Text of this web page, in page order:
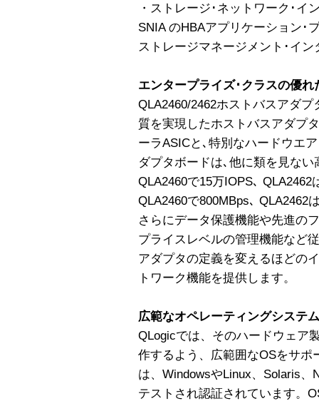
・ストレージ･ネットワーク･イ
SNIA のHBAアプリケーション･
ストレージマネージメント･イ
エンタープライズ･クラスの優れ
QLA2460/2462ホストバスアダ
質を実現したホストバスアダプ
ーラASICと､特別なハードウエ
ダプタボードは､他に類を見な
QLA2460で15万IOPS､
QLA2460で800MBps､ QLA2462
さらにデータ保護機能や先進の
プライスレベルの管理機能など
アダプタの定義を変えるほどの
トワーク機能を提供します。
広範なオペレーティングシステ
QLogicでは、そのハードウェア
作するよう、広範囲なOSをサポ
は、WindowsやLinux、Solaris、
テストされ認証されています。